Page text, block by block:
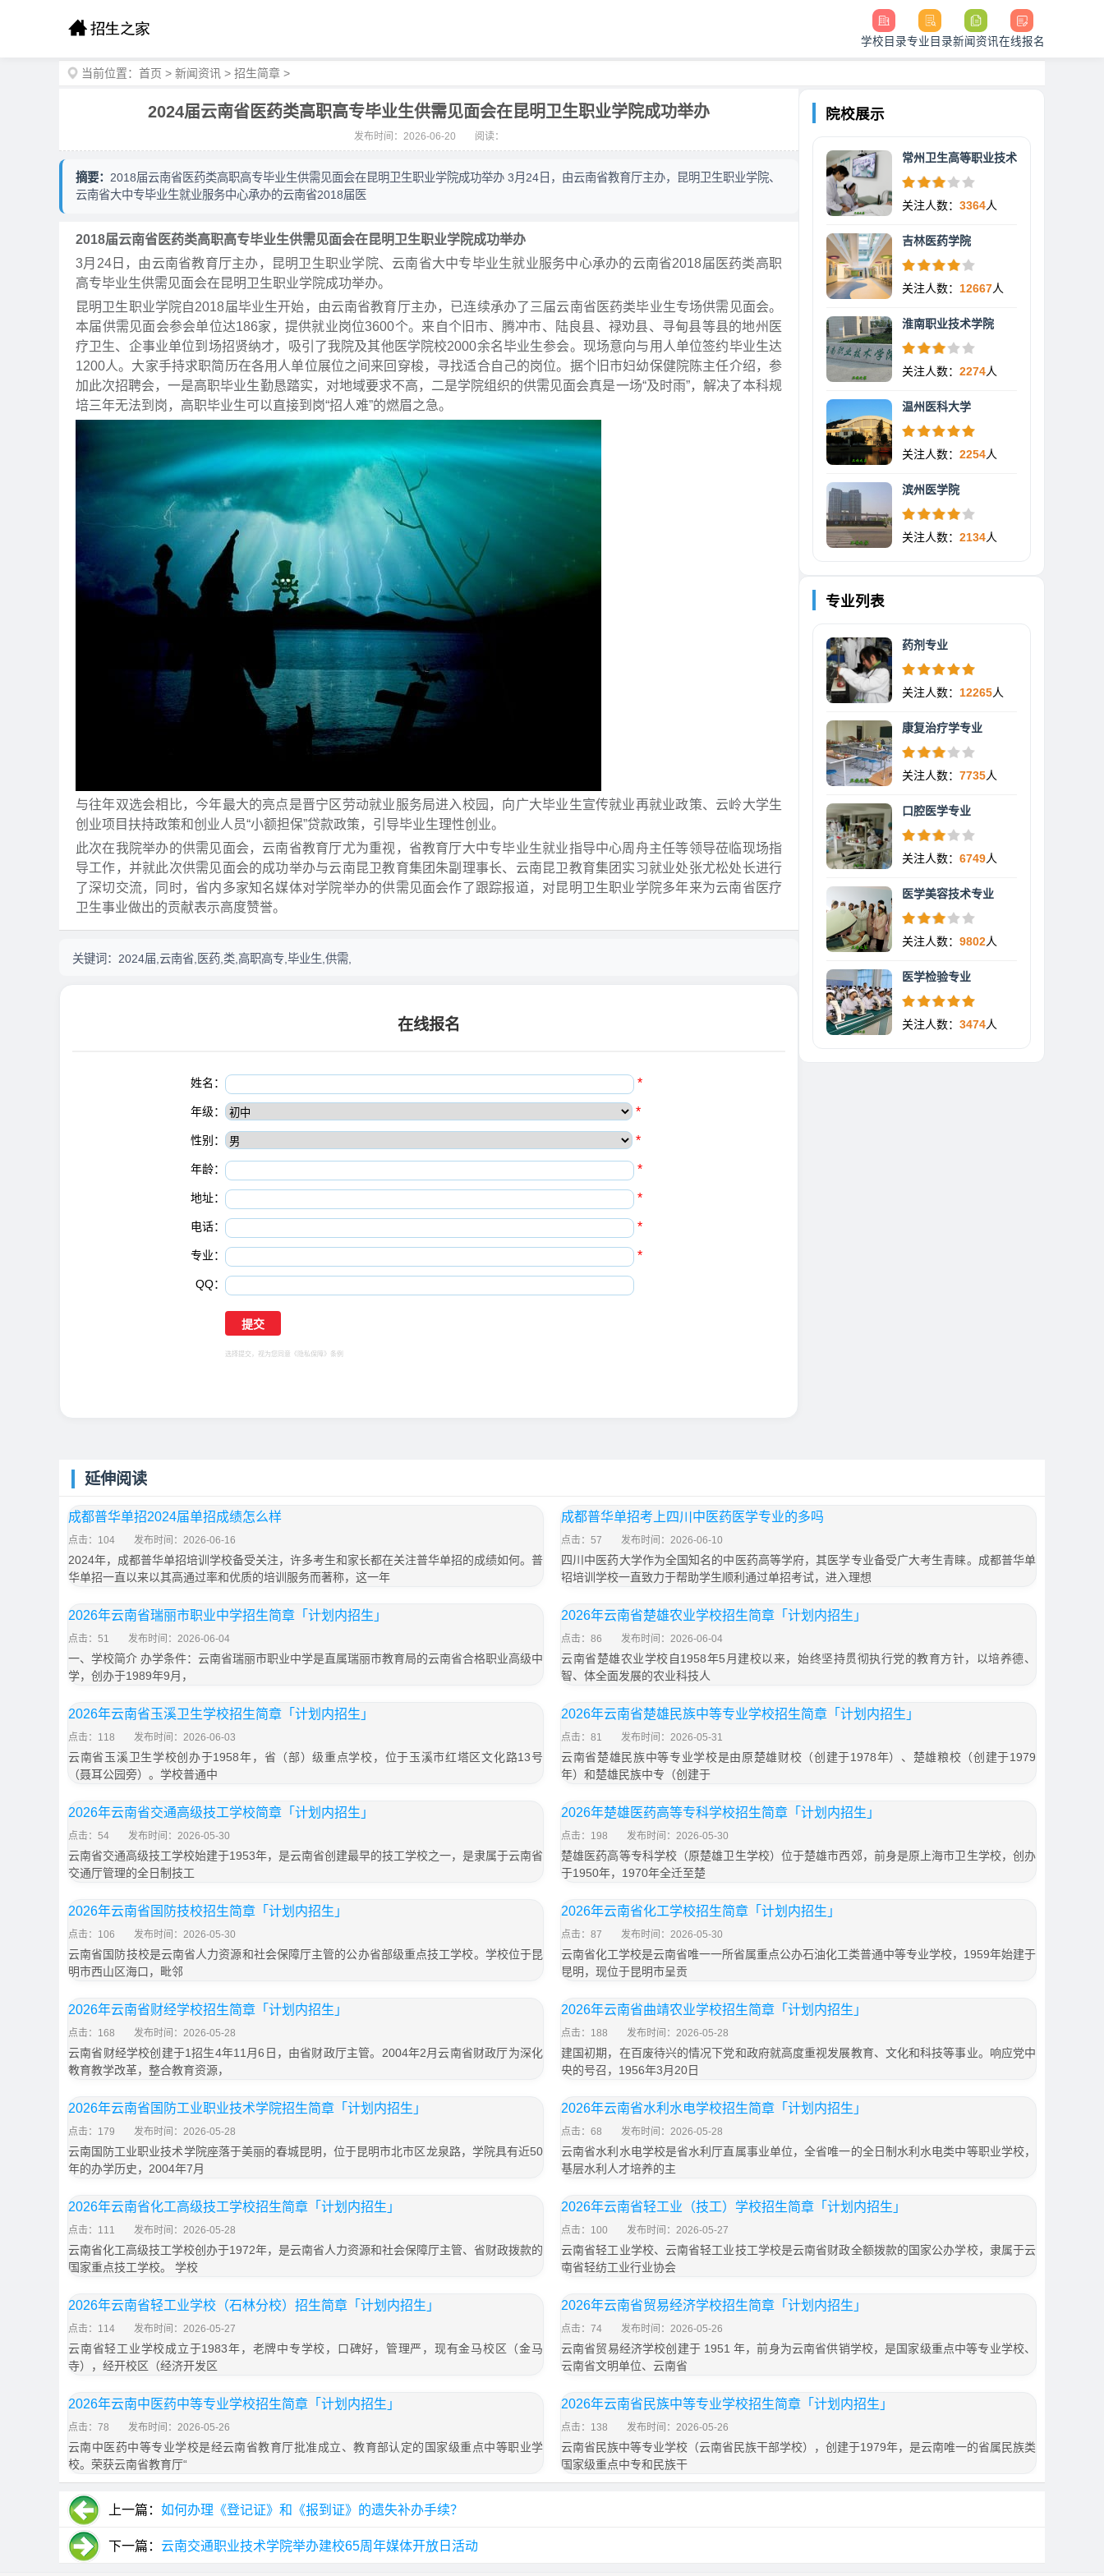
学校目录专业目录新闻资讯在线报名
当前位置： 首页 > 新闻资讯 > 招生简章 >
2024届云南省医药类高职高专毕业生供需见面会在昆明卫生职业学院成功举办
发布时间：2026-06-20 阅读：
摘要： 2018届云南省医药类高职高专毕业生供需见面会在昆明卫生职业学院成功举办 3月24日，由云南省教育厅主办，昆明卫生职业学院、
云南省大中专毕业生就业服务中心承办的云南省2018届医
2018届云南省医药类高职高专毕业生供需见面会在昆明卫生职业学院成功举办
3月24日，由云南省教育厅主办，昆明卫生职业学院、云南省大中专毕业生就业服务中心承办的云南省2018届医药类高职
高专毕业生供需见面会在昆明卫生职业学院成功举办。
昆明卫生职业学院自2018届毕业生开始，由云南省教育厅主办，已连续承办了三届云南省医药类毕业生专场供需见面会。
本届供需见面会参会单位达186家，提供就业岗位3600个。来自个旧市、腾冲市、陆良县、禄劝县、寻甸县等县的地州医
疗卫生、企事业单位到场招贤纳才，吸引了我院及其他医学院校2000余名毕业生参会。现场意向与用人单位签约毕业生达
1200人。大家手持求职简历在各用人单位展位之间来回穿梭，寻找适合自己的岗位。据个旧市妇幼保健院陈主任介绍，参
加此次招聘会，一是高职毕业生勤恳踏实，对地域要求不高，二是学院组织的供需见面会真是一场“及时雨”，解决了本科规
培三年无法到岗，高职毕业生可以直接到岗“招人难”的燃眉之急。
与往年双选会相比，今年最大的亮点是晋宁区劳动就业服务局进入校园，向广大毕业生宣传就业再就业政策、云岭大学生
创业项目扶持政策和创业人员“小额担保”贷款政策，引导毕业生理性创业。
此次在我院举办的供需见面会，云南省教育厅尤为重视，省教育厅大中专毕业生就业指导中心周舟主任等领导莅临现场指
导工作，并就此次供需见面会的成功举办与云南昆卫教育集团朱副理事长、云南昆卫教育集团实习就业处张尤松处长进行
了深切交流，同时，省内多家知名媒体对学院举办的供需见面会作了跟踪报道，对昆明卫生职业学院多年来为云南省医疗
卫生事业做出的贡献表示高度赞誉。
关键词： 2024届,云南省,医药,类,高职高专,毕业生,供需,
在线报名
姓名： *
年级： *
性别： *
年龄： *
地址： *
电话： *
专业： *
QQ：
选择提交，视为您同意 《隐私保障》 条例
院校展示
常州卫生高等职业技术
关注人数： 3364人
吉林医药学院
关注人数： 12667人
淮南职业技术学院
关注人数： 2274人
温州医科大学
关注人数： 2254人
滨州医学院
关注人数： 2134人
专业列表
药剂专业
关注人数： 12265人
康复治疗学专业
关注人数： 7735人
口腔医学专业
关注人数： 6749人
医学美容技术专业
关注人数： 9802人
医学检验专业
关注人数： 3474人
延伸阅读
成都普华单招2024届单招成绩怎么样
点击：104 发布时间：2026-06-16
2024年，成都普华单招培训学校备受关注，许多考生和家长都在关注普华单招的成绩如何。普
华单招一直以来以其高通过率和优质的培训服务而著称，这一年
成都普华单招考上四川中医药医学专业的多吗
点击：57 发布时间：2026-06-10
四川中医药大学作为全国知名的中医药高等学府，其医学专业备受广大考生青睐。成都普华单
招培训学校一直致力于帮助学生顺利通过单招考试，进入理想
2026年云南省瑞丽市职业中学招生简章「计划内招生」
点击：51 发布时间：2026-06-04
一、学校简介 办学条件：云南省瑞丽市职业中学是直属瑞丽市教育局的云南省合格职业高级中
学，创办于1989年9月，
2026年云南省楚雄农业学校招生简章「计划内招生」
点击：86 发布时间：2026-06-04
云南省楚雄农业学校自1958年5月建校以来，始终坚持贯彻执行党的教育方针，以培养德、
智、体全面发展的农业科技人
2026年云南省玉溪卫生学校招生简章「计划内招生」
点击：118 发布时间：2026-06-03
云南省玉溪卫生学校创办于1958年，省（部）级重点学校，位于玉溪市红塔区文化路13号
（聂耳公园旁）。学校普通中
2026年云南省楚雄民族中等专业学校招生简章「计划内招生」
点击：81 发布时间：2026-05-31
云南省楚雄民族中等专业学校是由原楚雄财校（创建于1978年）、楚雄粮校（创建于1979
年）和楚雄民族中专（创建于
2026年云南省交通高级技工学校简章「计划内招生」
点击：54 发布时间：2026-05-30
云南省交通高级技工学校始建于1953年，是云南省创建最早的技工学校之一，是隶属于云南省
交通厅管理的全日制技工
2026年楚雄医药高等专科学校招生简章「计划内招生」
点击：198 发布时间：2026-05-30
楚雄医药高等专科学校（原楚雄卫生学校）位于楚雄市西郊，前身是原上海市卫生学校，创办
于1950年，1970年全迁至楚
2026年云南省国防技校招生简章「计划内招生」
点击：106 发布时间：2026-05-30
云南省国防技校是云南省人力资源和社会保障厅主管的公办省部级重点技工学校。学校位于昆
明市西山区海口，毗邻
2026年云南省化工学校招生简章「计划内招生」
点击：87 发布时间：2026-05-30
云南省化工学校是云南省唯一一所省属重点公办石油化工类普通中等专业学校，1959年始建于
昆明，现位于昆明市呈贡
2026年云南省财经学校招生简章「计划内招生」
点击：168 发布时间：2026-05-28
云南省财经学校创建于1招生4年11月6日，由省财政厅主管。2004年2月云南省财政厅为深化
教育教学改革，整合教育资源，
2026年云南省曲靖农业学校招生简章「计划内招生」
点击：188 发布时间：2026-05-28
建国初期，在百废待兴的情况下党和政府就高度重视发展教育、文化和科技等事业。响应党中
央的号召，1956年3月20日
2026年云南省国防工业职业技术学院招生简章「计划内招生」
点击：179 发布时间：2026-05-28
云南国防工业职业技术学院座落于美丽的春城昆明，位于昆明市北市区龙泉路，学院具有近50
年的办学历史，2004年7月
2026年云南省水利水电学校招生简章「计划内招生」
点击：68 发布时间：2026-05-28
云南省水利水电学校是省水利厅直属事业单位，全省唯一的全日制水利水电类中等职业学校，
基层水利人才培养的主
2026年云南省化工高级技工学校招生简章「计划内招生」
点击：111 发布时间：2026-05-28
云南省化工高级技工学校创办于1972年，是云南省人力资源和社会保障厅主管、省财政拨款的
国家重点技工学校。 学校
2026年云南省轻工业（技工）学校招生简章「计划内招生」
点击：100 发布时间：2026-05-27
云南省轻工业学校、云南省轻工业技工学校是云南省财政全额拨款的国家公办学校，隶属于云
南省轻纺工业行业协会
2026年云南省轻工业学校（石林分校）招生简章「计划内招生」
点击：114 发布时间：2026-05-27
云南省轻工业学校成立于1983年，老牌中专学校，口碑好，管理严，现有金马校区（金马
寺），经开校区（经济开发区
2026年云南省贸易经济学校招生简章「计划内招生」
点击：74 发布时间：2026-05-26
云南省贸易经济学校创建于 1951 年，前身为云南省供销学校，是国家级重点中等专业学校、
云南省文明单位、云南省
2026年云南中医药中等专业学校招生简章「计划内招生」
点击：78 发布时间：2026-05-26
云南中医药中等专业学校是经云南省教育厅批准成立、教育部认定的国家级重点中等职业学
校。荣获云南省教育厅“
2026年云南省民族中等专业学校招生简章「计划内招生」
点击：138 发布时间：2026-05-26
云南省民族中等专业学校（云南省民族干部学校），创建于1979年，是云南唯一的省属民族类
国家级重点中专和民族干
上一篇： 如何办理《登记证》和《报到证》的遗失补办手续？
下一篇： 云南交通职业技术学院举办建校65周年媒体开放日活动